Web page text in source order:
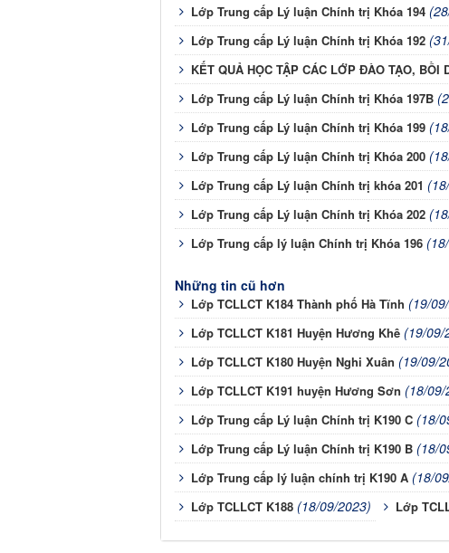
Lớp Trung cấp Lý luận Chính trị Khóa 194
Lớp Trung cấp Lý luận Chính trị Khóa 192
KẾT QUẢ HỌC TẬP CÁC LỚP ĐÀO TẠO, BỒI
Lớp Trung cấp Lý luận Chính trị Khóa 197B
Lớp Trung cấp Lý luận Chính trị Khóa 199
Lớp Trung cấp Lý luận Chính trị Khóa 200
Lớp Trung cấp Lý luận Chính trị khóa 201
Lớp Trung cấp Lý luận Chính trị Khóa 202
Lớp Trung cấp lý luận Chính trị Khóa 196
Những tin cũ hơn
Lớp TCLLCT K184 Thành phố Hà Tĩnh (19/
Lớp TCLLCT K181 Huyện Hương Khê (19/09/
Lớp TCLLCT K180 Huyện Nghi Xuân (19/09/
Lớp TCLLCT K191 huyện Hương Sơn (18/09/
Lớp Trung cấp Lý luận Chính trị K190 C (18/
Lớp Trung cấp Lý luận Chính trị K190 B (18/
Lớp Trung cấp lý luận chính trị K190 A (18/
Lớp TCLLCT K188 (18/09/2023) Lớp